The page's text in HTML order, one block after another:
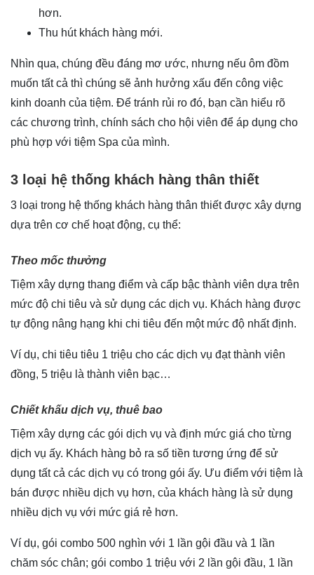
hơn.
Thu hút khách hàng mới.
Nhìn qua, chúng đều đáng mơ ước, nhưng nếu ôm đồm
muốn tất cả thì chúng sẽ ảnh hưởng xấu đến công việc
kinh doanh của tiệm. Để tránh rủi ro đó, bạn cần hiểu rõ
các chương trình, chính sách cho hội viên để áp dụng cho
phù hợp với tiệm Spa của mình.
3 loại hệ thống khách hàng thân thiết
3 loại trong hệ thống khách hàng thân thiết được xây dựng
dựa trên cơ chế hoạt động, cụ thể:
Theo mốc thưởng
Tiệm xây dựng thang điểm và cấp bậc thành viên dựa trên
mức độ chi tiêu và sử dụng các dịch vụ. Khách hàng được
tự động nâng hạng khi chi tiêu đến một mức độ nhất định.
Ví dụ, chi tiêu tiêu 1 triệu cho các dịch vụ đạt thành viên
đồng, 5 triệu là thành viên bạc…
Chiết khấu dịch vụ, thuê bao
Tiệm xây dựng các gói dịch vụ và định mức giá cho từng
dịch vụ ấy. Khách hàng bỏ ra số tiền tương ứng để sử
dụng tất cả các dịch vụ có trong gói ấy. Ưu điểm với tiệm là
bán được nhiều dịch vụ hơn, của khách hàng là sử dụng
nhiều dịch vụ với mức giá rẻ hơn.
Ví dụ, gói combo 500 nghìn với 1 lần gội đầu và 1 lần
chăm sóc chân; gói combo 1 triệu với 2 lần gội đầu, 1 lần